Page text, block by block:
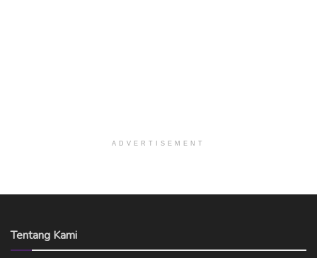
ADVERTISEMENT
Tentang Kami